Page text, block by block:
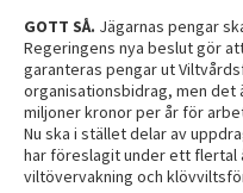
GOTT SÅ. Jägarnas pengar
Regeringens nya beslut gör
garanteras pengar ut
organisationsbidrag, men det
miljoner kronor per år för
Nu ska i stället delar av
har föreslagit under ett flertal
viltövervakning och